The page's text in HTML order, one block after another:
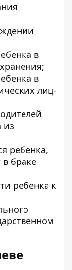
в
в
лиц-
из
ребенка,
в браке
ребенка к